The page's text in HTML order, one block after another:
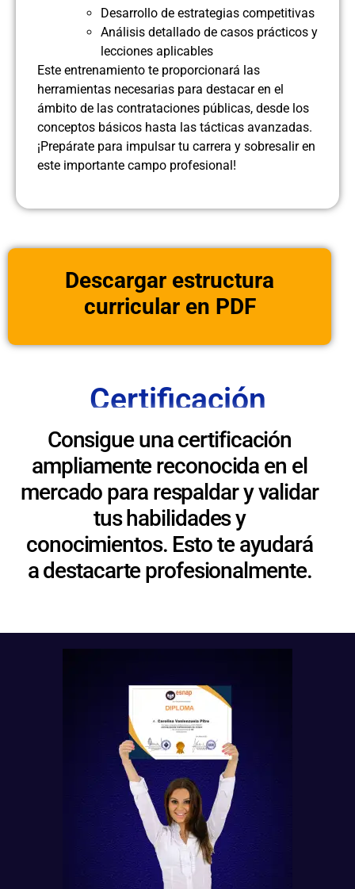
Desarrollo de estrategias competitivas
Análisis detallado de casos prácticos y
lecciones aplicables
Este entrenamiento te proporcionará las
herramientas necesarias para destacar en el
ámbito de las contrataciones públicas, desde los
conceptos básicos hasta las tácticas avanzadas.
¡Prepárate para impulsar tu carrera y sobresalir en
este importante campo profesional!
Descargar estructura
curricular en PDF
Certificación
Consigue una certificación
ampliamente reconocida en el
mercado para respaldar y validar
tus habilidades y
conocimientos. Esto te ayudará
a destacarte profesionalmente.